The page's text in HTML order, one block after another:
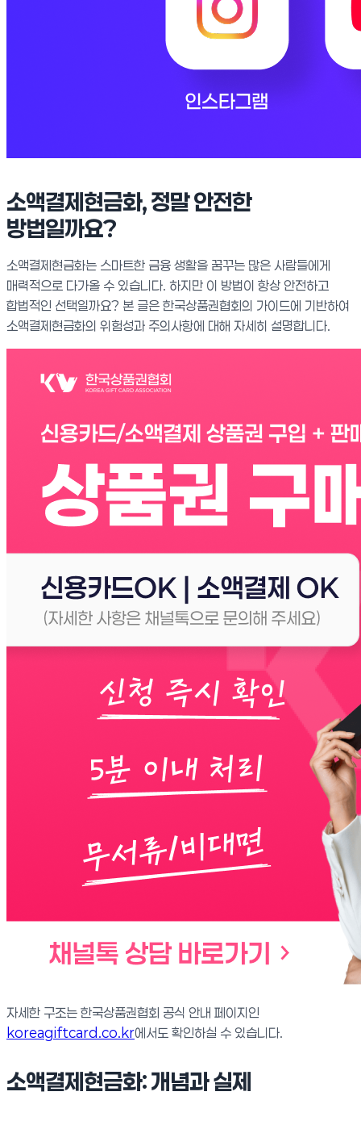
소액결제현금화, 정말 안전한
방법일까요?
소액결제현금화는 스마트한 금융 생활을 꿈꾸는 많은 사람들에게
매력적으로 다가올 수 있습니다. 하지만 이 방법이 항상 안전하고
합법적인 선택일까요? 본 글은 한국상품권협회의 가이드에 기반하여
소액결제현금화의 위험성과 주의사항에 대해 자세히 설명합니다.
자세한 구조는 한국상품권협회 공식 안내 페이지인
koreagiftcard.co.kr에서도 확인하실 수 있습니다.
소액결제현금화: 개념과 실제